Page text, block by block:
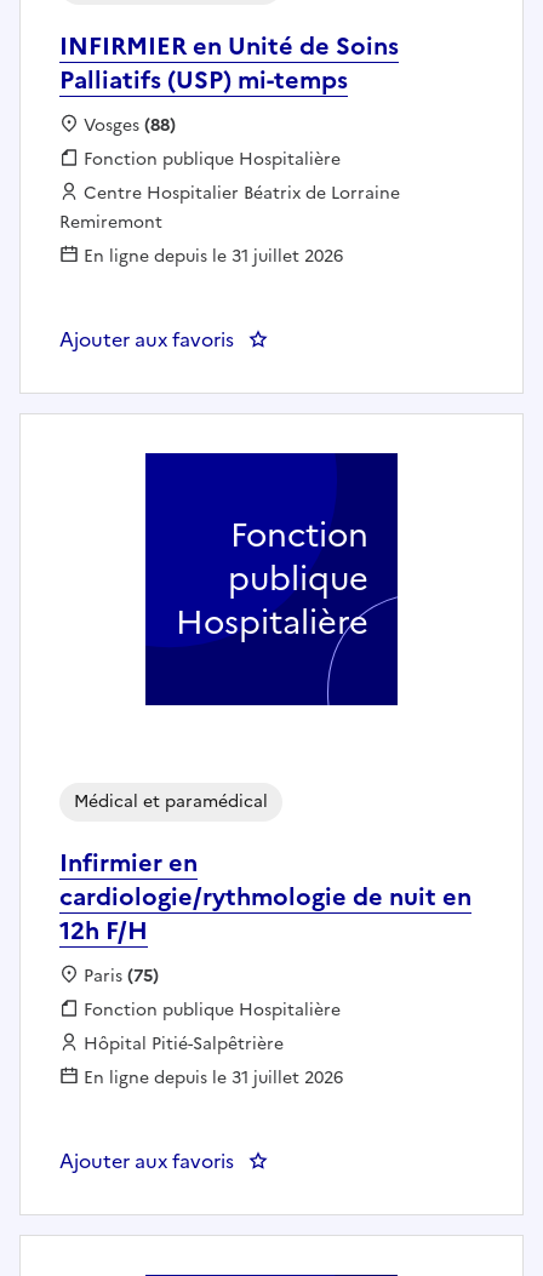
INFIRMIER en Unité de Soins
Palliatifs (USP) mi-temps
Localisation :
Vosges(88)
Fonction publique :
Fonction publique Hospitalière
Employeur :
Centre Hospitalier Béatrix de Lorraine
Remiremont
En ligne depuis le 31 juillet 2026
Ajouter aux favoris : INFIRMIER en Unité de Soins
Infirmier en
cardiologie/rythmologie de nuit en
12h F/H
Médical et paramédical
Localisation :
Paris(75)
Fonction publique :
Fonction publique Hospitalière
Employeur :
Hôpital Pitié-Salpêtrière
En ligne depuis le 31 juillet 2026
Ajouter aux favoris : Infirmier en cardiologie/
Fonction
publique
Hospitalière